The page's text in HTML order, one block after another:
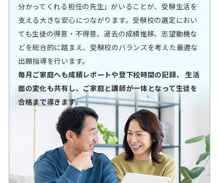
分かってくれる担任の先生」がいることが、受験生活を
支える大きな安心につながります。受験校の選定におい
ても生徒の得意・不得意、過去の成績推移、志望動機な
どを総合的に踏まえ、受験校のバランスを考えた最適な
出願指導を行います。
毎月ご家庭へも成績レポートや登下校時間の記録、 生活
面の変化も共有し、ご家庭と講師が一体となって生徒を
合格まで導きます。